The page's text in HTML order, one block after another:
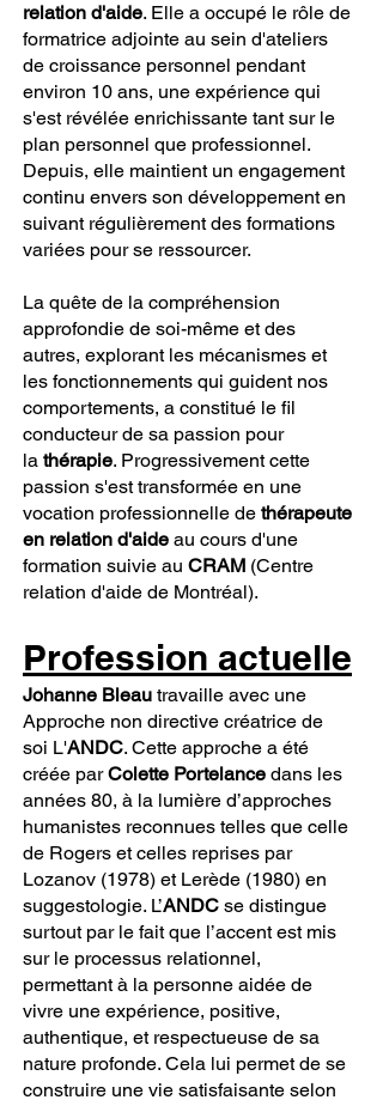
relation d'aide. Elle a occupé le rôle de
formatrice adjointe au sein d'ateliers
de croissance personnel pendant
environ 10 ans, une expérience qui
s'est révélée enrichissante tant sur le
plan personnel que professionnel.
Depuis, elle maintient un engagement
continu envers son développement en
suivant régulièrement des formations
variées pour se ressourcer.
La quête de la compréhension
approfondie de soi-même et des
autres, explorant les mécanismes et
les fonctionnements qui guident nos
comportements, a constitué le fil
conducteur de sa passion pour
la thérapie. Progressivement cette
passion s'est transformée en une
vocation professionnelle de thérapeute
en relation d'aide au cours d'une
formation suivie au CRAM (Centre
relation d'aide de Montréal).
Profession actuelle
Johanne Bleau travaille avec une
Approche non directive créatrice de
soi L'ANDC. Cette approche a été
créée parColette Portelance dans les
années 80, à la lumière d’approches
humanistes reconnues telles que celle
de Rogers et celles reprises par
Lozanov (1978) et Lerède (1980) en
suggestologie. L’ANDC se distingue
surtout par le fait que l’accent est mis
sur le processus relationnel,
permettant à la personne aidée de
vivre une expérience, positive,
authentique, et respectueuse de sa
nature profonde. Cela lui permet de se
construire une vie satisfaisante selon